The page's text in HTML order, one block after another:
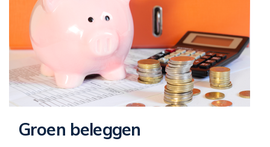
Groen beleggen